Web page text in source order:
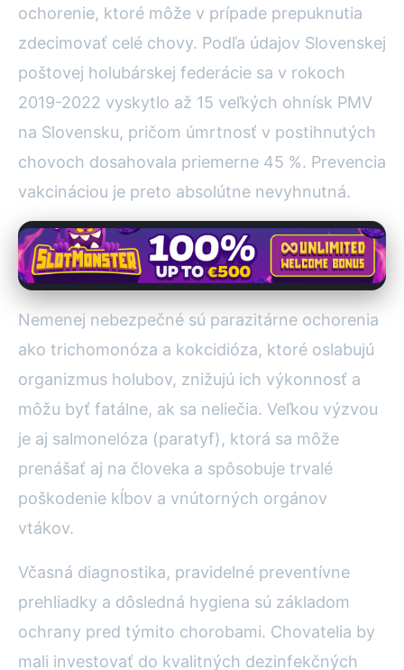
ochorenie, ktoré môže v prípade prepuknutia
zdecimovať celé chovy. Podľa údajov Slovenskej
poštovej holubárskej federácie sa v rokoch
2019-2022 vyskytlo až 15 veľkých ohnísk PMV
na Slovensku, pričom úmrtnosť v postihnutých
chovoch dosahovala priemerne 45 %. Prevencia
vakcináciou je preto absolútne nevyhnutná.
Nemenej nebezpečné sú parazitárne ochorenia
ako trichomonóza a kokcidióza, ktoré oslabujú
organizmus holubov, znižujú ich výkonnosť a
môžu byť fatálne, ak sa neliečia. Veľkou výzvou
je aj salmonelóza (paratyf), ktorá sa môže
prenášať aj na človeka a spôsobuje trvalé
poškodenie kĺbov a vnútorných orgánov
vtákov.
Včasná diagnostika, pravidelné preventívne
prehliadky a dôsledná hygiena sú základom
ochrany pred týmito chorobami. Chovatelia by
mali investovať do kvalitných dezinfekčných